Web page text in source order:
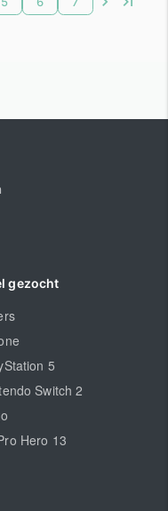
gezocht
5
Switch 2
Hero 13